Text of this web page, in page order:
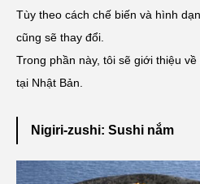
Tùy theo cách chế biến và hình
cũng sẽ thay đổi.
Trong phần này, tôi sẽ giới thiệu
tại Nhật Bản.
Nigiri-zushi: Sushi nắm